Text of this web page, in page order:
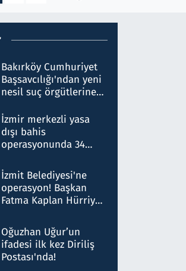
Bakırköy Cumhuriyet
Başsavcılığı'ndan yeni
nesil suç örgütlerine
hakkında gözaltı kararı
İzmir merkezli yasa
dışı bahis
operasyonunda 34
Milyar liralık para
trafiği tespit edildi
İzmit Belediyesi'ne
operasyon! Başkan
Fatma Kaplan Hürriyet
Oğuzhan Uğur’un
ifadesi ilk kez Diriliş
Postası'nda!